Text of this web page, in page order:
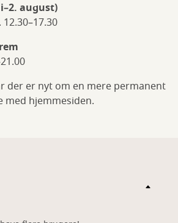
august)
der er nyt om en mere permanent
med hjemmesiden.